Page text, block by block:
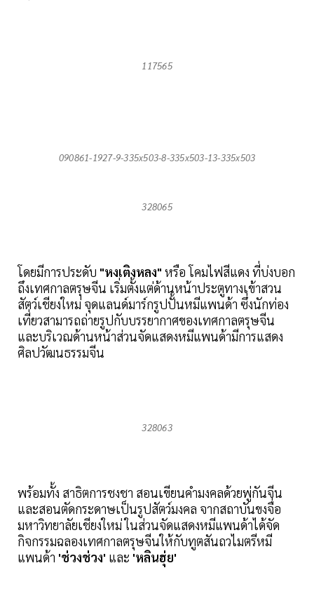
117565
090861-1927-9-335x503-8-335x503-13-335x503
328065
โดยมีการประดับ "หงเติงหลง" หรือ โคมไฟสีแดง ที่บ่งบอก
ถึงเทศกาลตรุษจีน เริ่มตั้งแต่ด้านหน้าประตูทางเข้าสวน
สัตว์เชียงใหม่ จุดแลนด์มาร์กรูปปั้นหมีแพนด้า ซึ่งนักท่อง
เที่ยวสามารถถ่ายรูปกับบรรยากาศของเทศกาลตรุษจีน
และบริเวณด้านหน้าส่วนจัดแสดงหมีแพนด้ามีการแสดง
ศิลปวัฒนธรรมจีน
328063
พร้อมทั้ง สาธิตการชงชา สอนเขียนคำมงคลด้วยพู่กันจีน
และสอนตัดกระดาษเป็นรูปสัตว์มงคล จากสถาบันขงจื่อ
มหาวิทยาลัยเชียงใหม่ ในส่วนจัดแสดงหมีแพนด้าได้จัด
กิจกรรมฉลองเทศกาลตรุษจีนให้กับทูตสันถวไมตรีหมี
แพนด้า 'ช่วงช่วง' และ 'หลินฮุ่ย'